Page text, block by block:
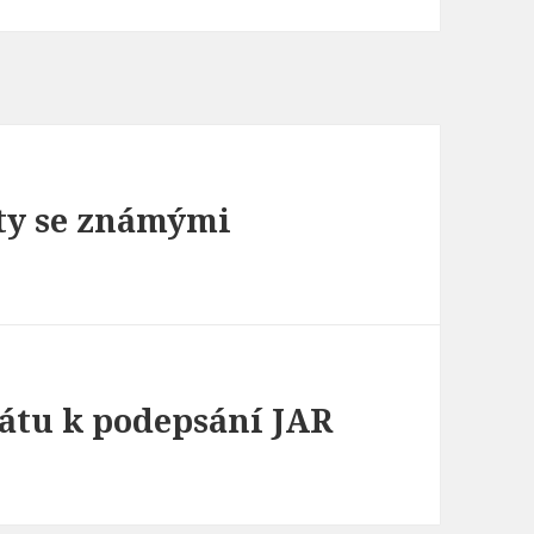
se známými
k podepsání JAR